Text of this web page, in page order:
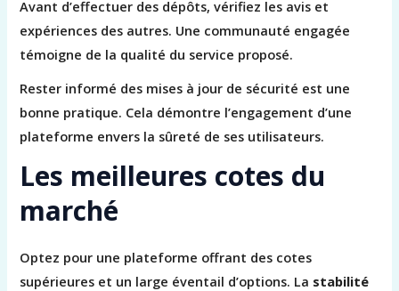
Avant d’effectuer des dépôts, vérifiez les avis et
expériences des autres. Une communauté engagée
témoigne de la qualité du service proposé.
Rester informé des mises à jour de sécurité est une
bonne pratique. Cela démontre l’engagement d’une
plateforme envers la sûreté de ses utilisateurs.
Les meilleures cotes du
marché
Optez pour une plateforme offrant des cotes
supérieures et un large éventail d’options. La stabilité